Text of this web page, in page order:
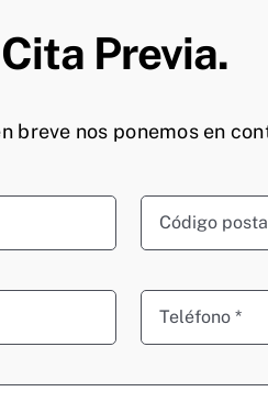
Previa.
breve nos ponemos en